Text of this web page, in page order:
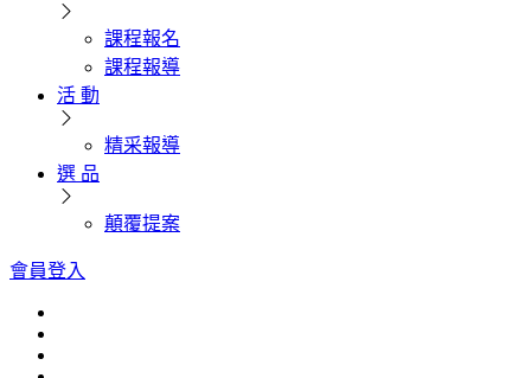
課程報名
課程報導
活 動
精采報導
選 品
顛覆提案
會員登入